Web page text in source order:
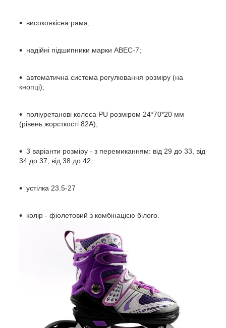
високоякісна рама;
надійні підшипники марки ABEC-7;
автоматична система регулювання розміру (на
кнопці);
поліуретанові колеса PU розміром 24*70*20 мм
(рівень жорсткості 82А);
3 варіанти розміру - з перемиканням: від 29 до 33, від
34 до 37, від 38 до 42;
устілка 23.5-27
колір - фіолетовий з комбінацією білого.